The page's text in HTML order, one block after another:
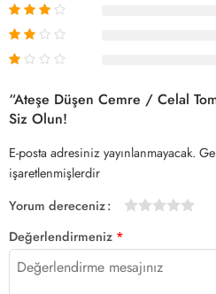
“Ateşe Düşen Cemre / Celal
Siz Olun!
E-posta adresiniz yayınlanmayacak.
işaretlenmişlerdir
Yorum dereceniz
Değerlendirmeniz *